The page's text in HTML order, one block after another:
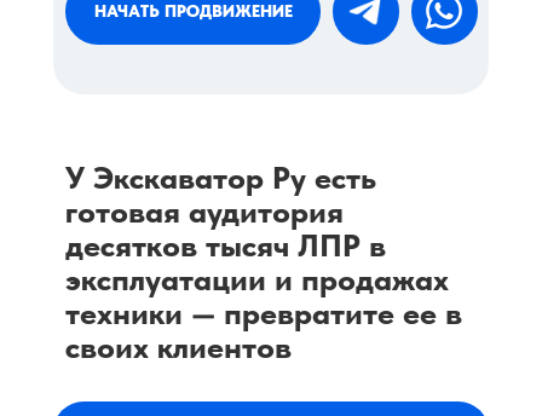
НАЧАТЬ ПРОДВИЖЕНИЕ
У Экскаватор Ру есть
готовая аудитория
десятков тысяч ЛПР в
эксплуатации и продажах
техники — превратите ее в
своих клиентов